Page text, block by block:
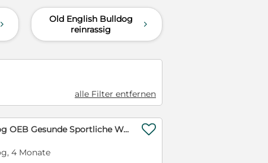
geben, die sie
in die richtigen Hände
erfolgt. Bei
alle Fragen. Ein
d
Old English Bulldog
reinrassig
d
alle Filter entfernen
Old English Bulldog OEB Gesunde Sportliche Welpen aus seriöser Familienzucht!
4 Monate
